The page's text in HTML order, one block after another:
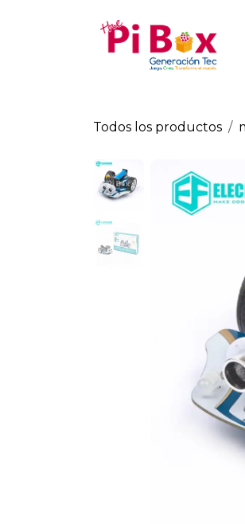
Todos los productos